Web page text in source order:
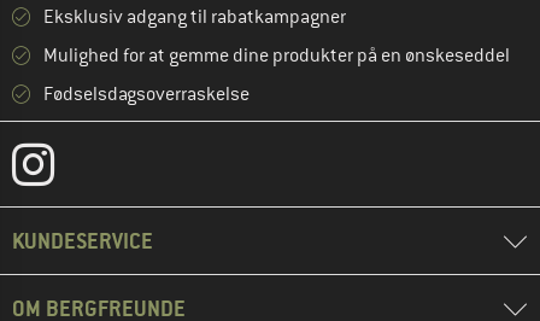
Eksklusiv adgang til rabatkampagner
Mulighed for at gemme dine produkter på en ønskeseddel
Fødselsdagsoverraskelse
KUNDESERVICE
OM BERGFREUNDE